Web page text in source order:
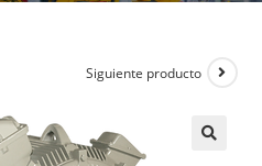
Siguiente producto